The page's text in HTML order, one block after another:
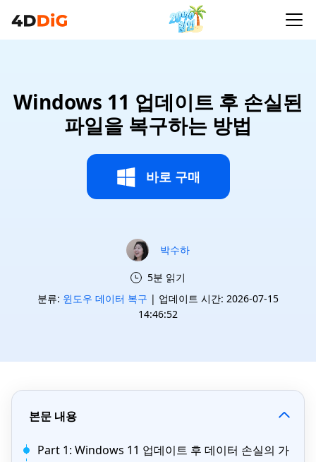
Windows 11 업데이트 후 손실된
파일을 복구하는 방법
바로 구매
박수하
5분 읽기
분류: 윈도우 데이터 복구 | 업데이트 시간: 2026-07-15
14:46:52
본문 내용
Part 1: Windows 11 업데이트 후 데이터 손실의 가